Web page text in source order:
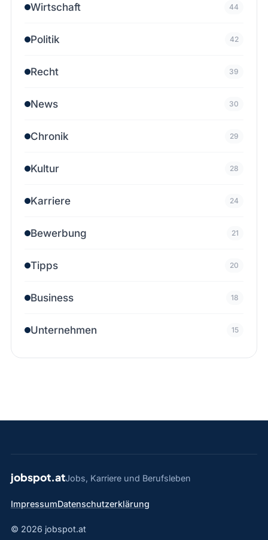
Wirtschaft 44
Politik 42
Recht 39
News 30
Chronik 29
Kultur 28
Karriere 24
Bewerbung 21
Tipps 20
Business 18
Unternehmen 15
jobspot.atJobs, Karriere und Berufsleben
ImpressumDatenschutzerklärung
© 2026 jobspot.at